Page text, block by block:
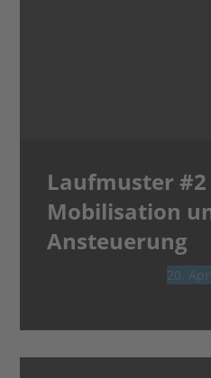
Laufmuster
Mobilisation
Ansteuerung
20.